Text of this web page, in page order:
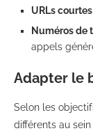
URLs
Numéros de
appels
Adapter le
Selon les
différents au